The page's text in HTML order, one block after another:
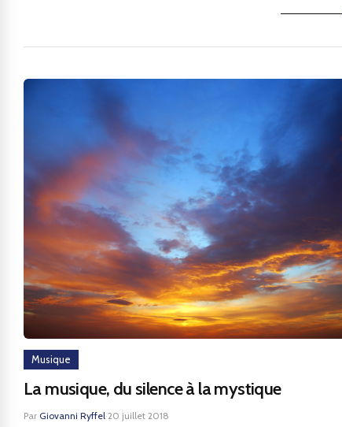
Musique
La musique, du silence à la mystique
Par Giovanni Ryffel·20 juillet 2018